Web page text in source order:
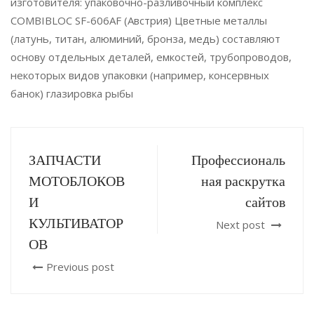
COMBIBLOC SF-606AF (Австрия) Цветные металлы
(латунь, титан, алюминий, бронза, медь) составляют
основу отдельных деталей, емкостей, трубопроводов,
некоторых видов упаковки (например, консервных
банок) глазировка рыбы
ЗАПЧАСТИ
МОТОБЛОКОВ
И
КУЛЬТИВАТОР
ОВ
Previous post
Профессиональ
ная раскрутка
сайтов
Next post